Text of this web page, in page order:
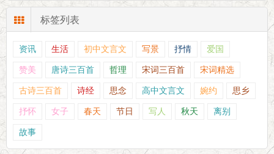
标签列表
资讯 生活 初中文言文 写景 抒情 爱国
赞美 唐诗三百首 哲理 宋词三百首 宋词精选
古诗三百首 诗经 思念 高中文言文 婉约 思乡
抒怀 女子 春天 节日 写人 秋天 离别
故事